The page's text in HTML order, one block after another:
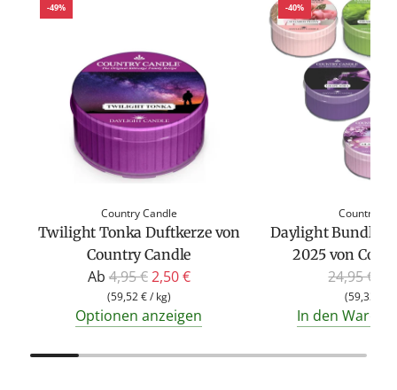
-49%
Country Candle
Twilight Tonka Duftkerze von
Country Candle
Ab R
e
g
4,95 €2,50 €
(59,52 €/ kg)
Optionen anzeigen
-40%
Country
Daylight Bundle
2025 von
R
g
24,95 €
(59,33 €
In den